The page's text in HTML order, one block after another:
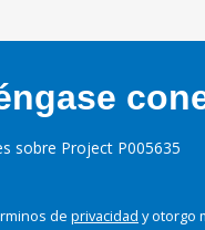
sobre Project P005635
de privacidad y otorgo